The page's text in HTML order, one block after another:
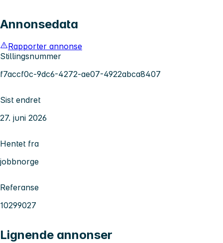
Annonsedata
Rapporter annonse
Stillingsnummer
f7accf0c-9dc6-4272-ae07-4922abca8407
Sist endret
27. juni 2026
Hentet fra
jobbnorge
Referanse
10299027
Lignende annonser